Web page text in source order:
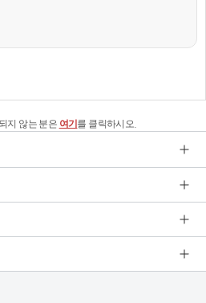
지 않는 분은 여기 를 클릭하시오.